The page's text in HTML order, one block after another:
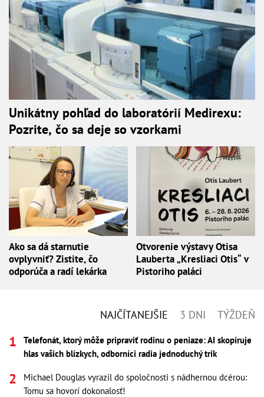
Unikátny pohľad do laboratórií Medirexu:
Pozrite, čo sa deje so vzorkami
Ako sa dá starnutie
ovplyvniť? Zistite, čo
odporúča a radí lekárka
Otvorenie výstavy Otisa
Lauberta „Kresliaci Otis“ v
Pistoriho paláci
NAJČÍTANEJŠIE 3 DNI TÝŽDEŇ
Telefonát, ktorý môže pripraviť rodinu o peniaze: AI skopíruje
hlas vašich blízkych, odborníci radia jednoduchý trik
Michael Douglas vyrazil do spoločnosti s nádhernou dcérou:
Tomu sa hovorí dokonalosť!